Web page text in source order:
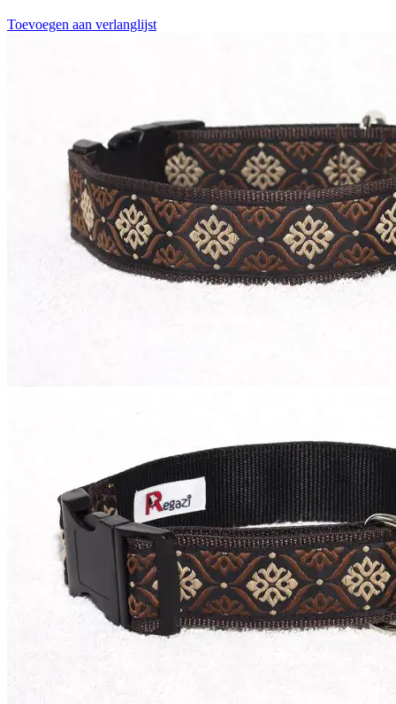
Toevoegen aan verlanglijst